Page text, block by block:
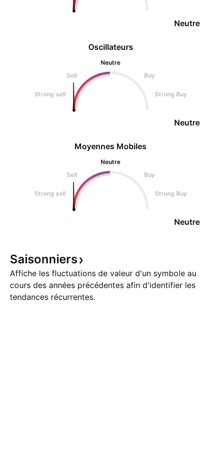
Oscillateurs
Neutre
Sell
Buy
Strong sell Strong Buy
Neutre
Neutre
Moyennes Mobiles
Neutre
Sell
Buy
Strong sell Strong Buy
Neutre
Saisonniers
Affiche les fluctuations de valeur d'un symbole au
cours des années précédentes afin d'identifier les
tendances récurrentes.